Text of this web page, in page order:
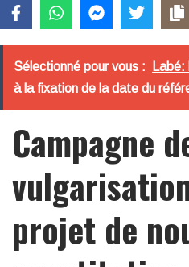
Sélectionné pour vous :
Labé:
à la fixation de la date du
Campagne
projet de